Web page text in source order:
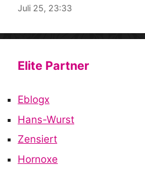
Juli 25, 23:33
Elite Partner
Eblogx
Hans-Wurst
Zensiert
Hornoxe